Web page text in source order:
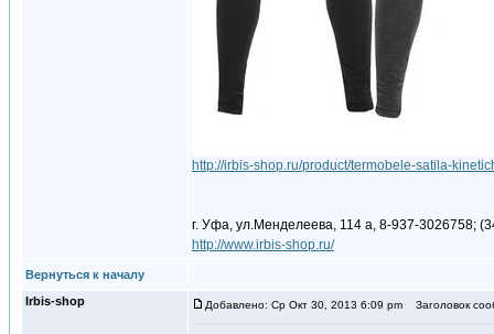
http://irbis-shop.ru/product/termobele-satila-
г. Уфа, ул.Менделеева, 114 а, 8-937-3026758;
http://www.irbis-shop.ru/
Вернуться к началу
Irbis-shop
Добавлено: Ср Окт 30, 2013 6:09 pm Заголовок